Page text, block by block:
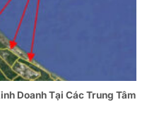
Doanh Tại Các Trung Tâm